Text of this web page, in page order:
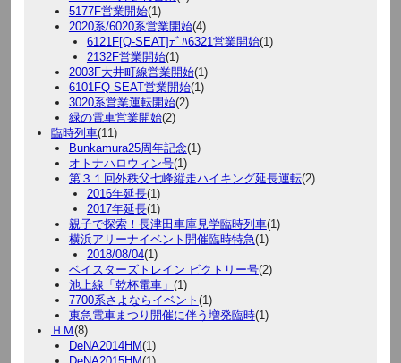
5177F営業開始(1)
2020系/6020系営業開始(4)
6121F[Q-SEAT]ﾃﾞﾊ6321営業開始(1)
2132F営業開始(1)
2003F大井町線営業開始(1)
6101FQ SEAT営業開始(1)
3020系営業運転開始(2)
緑の電車営業開始(2)
臨時列車(11)
Bunkamura25周年記念(1)
オトナハロウィン号(1)
第３１回外秩父七峰縦走ハイキング延長運転(2)
2016年延長(1)
2017年延長(1)
親子で探索！長津田車庫見学臨時列車(1)
横浜アリーナイベント開催臨時特急(1)
2018/08/04(1)
ベイスターズトレイン ビクトリー号(2)
池上線「乾杯電車」 (1)
7700系さよならイベント (1)
東急電車まつり開催に伴う増発臨時(1)
ＨＭ(8)
DeNA2014HM(1)